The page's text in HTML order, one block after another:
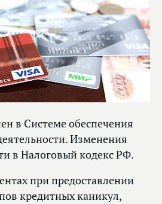
в Системе обеспечения
Изменения
в Налоговый кодекс РФ.
при предоставлении
кредитных каникул,